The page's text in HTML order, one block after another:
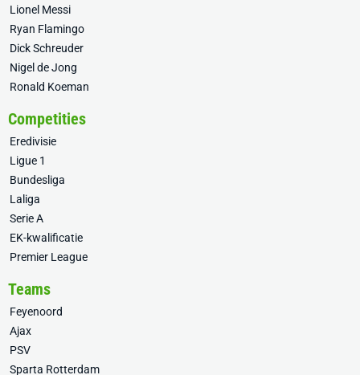
Lionel Messi
Ryan Flamingo
Dick Schreuder
Nigel de Jong
Ronald Koeman
Competities
Eredivisie
Ligue 1
Bundesliga
Laliga
Serie A
EK-kwalificatie
Premier League
Teams
Feyenoord
Ajax
PSV
Sparta Rotterdam